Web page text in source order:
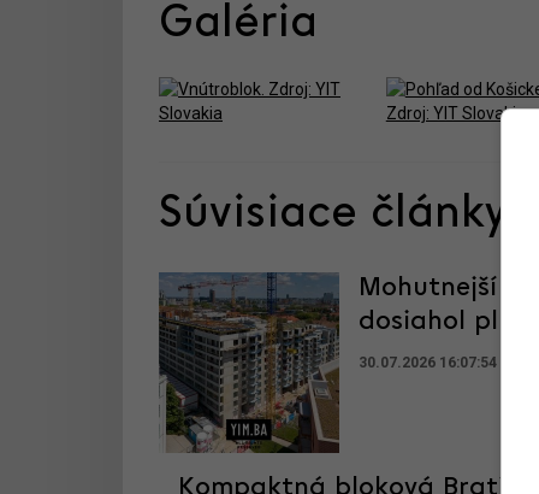
Galéria
Súvisiace články
Mohutnejší
dosiahol plnú
30.07.2026 16:07:54